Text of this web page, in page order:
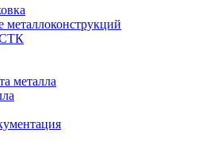
металлоконструкций
металла